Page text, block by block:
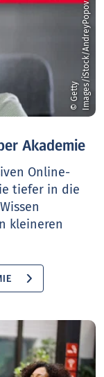
©
G
e
t
t
y
I
m
a
g
e
s
/
i
S
t
o
c
k
/
A
n
d
r
e
y
P
o
p
ov
Akademie
Online-
tiefer in die
kleineren